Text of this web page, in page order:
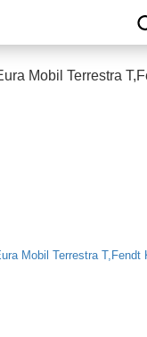
Mobil Terrestra